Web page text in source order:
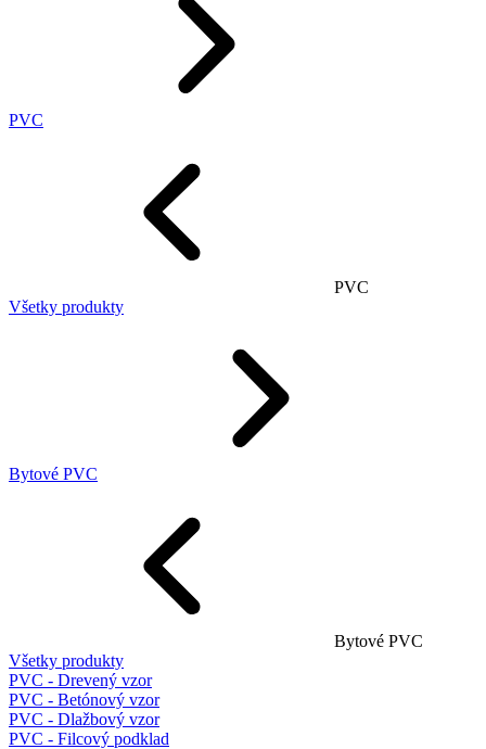
PVC
PVC
Všetky produkty
Bytové PVC
Bytové PVC
Všetky produkty
PVC - Drevený vzor
PVC - Betónový vzor
PVC - Dlažbový vzor
PVC - Filcový podklad